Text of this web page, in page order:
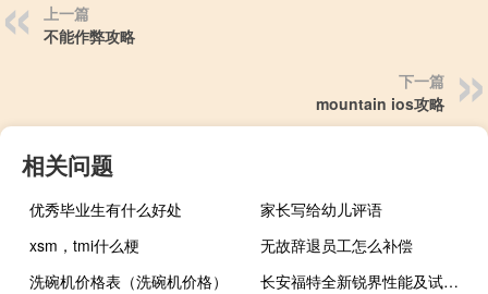
上一篇
不能作弊攻略
下一篇
mountain ios攻略
相关问题
优秀毕业生有什么好处
家长写给幼儿评语
xsm，tmi什么梗
无故辞退员工怎么补偿
洗碗机价格表（洗碗机价格）
长安福特全新锐界性能及试驾体验